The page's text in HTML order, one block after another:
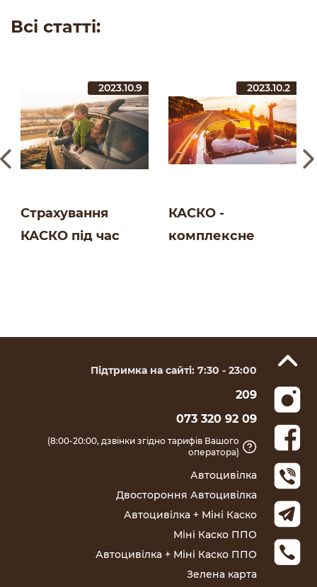
Всі статті:
2023.10.9
Страхування
КАСКО під час
2023.10.2
КАСКО -
комплексне
Автоцивілка
Двостороння Автоцивілка
Автоцивілка + Міні Каско
Міні Каско ППО
Автоцивілка + Міні Каско ППО
Зелена карта
Підтримка на сайті: 7:30 - 23:00
209
073 320 92 09
(8:00-20:00, дзвінки згідно тарифів Вашого
оператора)